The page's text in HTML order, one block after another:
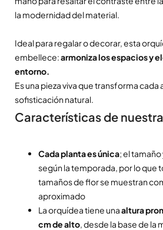
la modernidad del material.
Ideal para regalar o decorar, esta
embellece:armoniza los espacios y
entorno.
Es una pieza viva que transforma
sofisticación natural.
Características de
Cada planta es única; el
según la temporada, por lo que
tamaños de flor se muestran
aproximado
La orquídea tiene unaaltura
cm de alto , desde la base de la